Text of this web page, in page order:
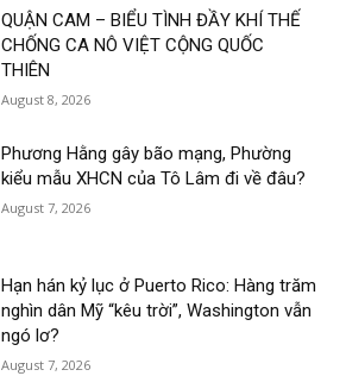
QUẬN CAM – BIỂU TÌNH ĐẦY KHÍ THẾ
CHỐNG CA NÔ VIỆT CỘNG QUỐC
THIÊN
August 8, 2026
Phương Hằng gây bão mạng, Phường
kiểu mẫu XHCN của Tô Lâm đi về đâu?
August 7, 2026
Hạn hán kỷ lục ở Puerto Rico: Hàng trăm
nghìn dân Mỹ “kêu trời”, Washington vẫn
ngó lơ?
August 7, 2026